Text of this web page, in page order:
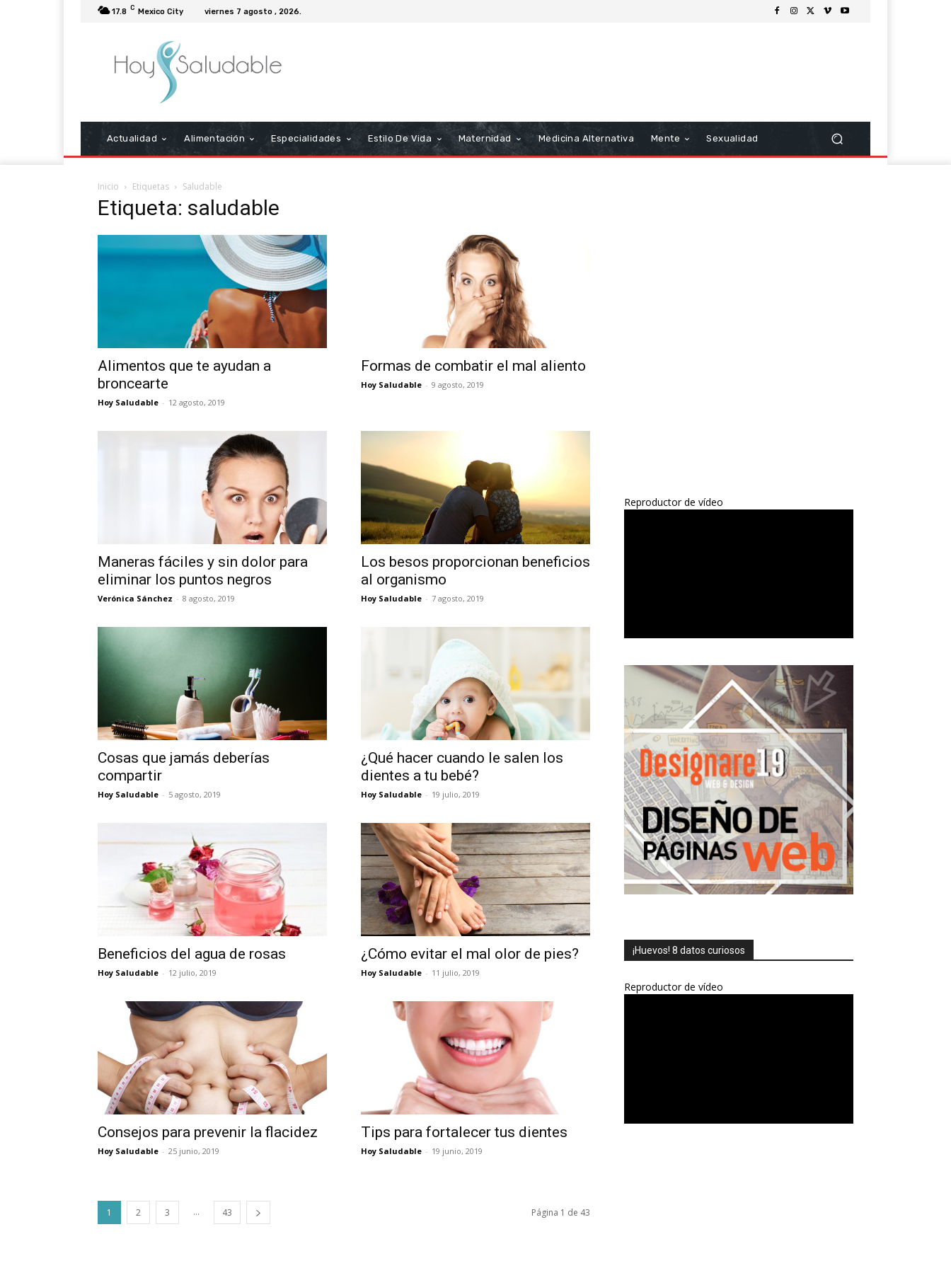
17.8 C Mexico City viernes 7 agosto , 2026.
Actualidad Alimentación Especialidades Estilo De Vida Maternidad Medicina Alternativa Mente Sexualidad
Inicio Etiquetas Saludable
Etiqueta: saludable
Alimentos que te ayudan a
broncearte
Hoy Saludable - 12 agosto, 2019
Formas de combatir el mal aliento
Hoy Saludable - 9 agosto, 2019
Maneras fáciles y sin dolor para
eliminar los puntos negros
Verónica Sánchez - 8 agosto, 2019
Los besos proporcionan beneficios
al organismo
Hoy Saludable - 7 agosto, 2019
Cosas que jamás deberías
compartir
Hoy Saludable - 5 agosto, 2019
¿Qué hacer cuando le salen los
dientes a tu bebé?
Hoy Saludable - 19 julio, 2019
Beneficios del agua de rosas
Hoy Saludable - 12 julio, 2019
¿Cómo evitar el mal olor de pies?
Hoy Saludable - 11 julio, 2019
Consejos para prevenir la flacidez
Hoy Saludable - 25 junio, 2019
Tips para fortalecer tus dientes
Hoy Saludable - 19 junio, 2019
1 2 3 ... 43 Página 1 de 43
Reproductor de vídeo
¡Huevos! 8 datos curiosos
Reproductor de vídeo